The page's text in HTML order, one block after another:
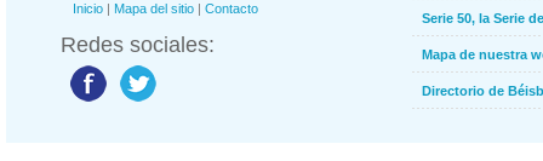
Inicio | Mapa del sitio | Contacto
Redes sociales:
Serie 50, la Serie
Mapa de nuestra
Directorio de